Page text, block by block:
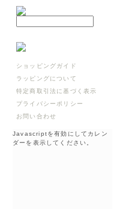
ショッピングガイド
ラッピングについて
特定商取引法に基づく表示
プライバシーポリシー
お問い合わせ
Javascriptを有効にしてカレン
ダーを表示してください。